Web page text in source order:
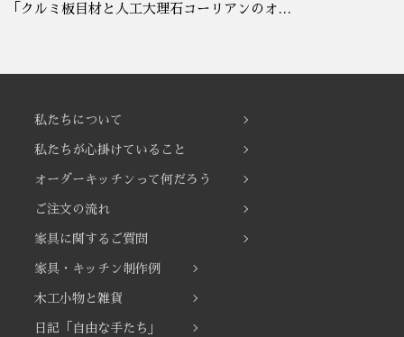
「クルミ板目材と人工大理石コーリアンのオ…
私たちについて
私たちが心掛けていること
オーダーキッチンって何だろう
ご注文の流れ
家具に関するご質問
家具・キッチン制作例
木工小物と雑貨
日記「自由な手たち」